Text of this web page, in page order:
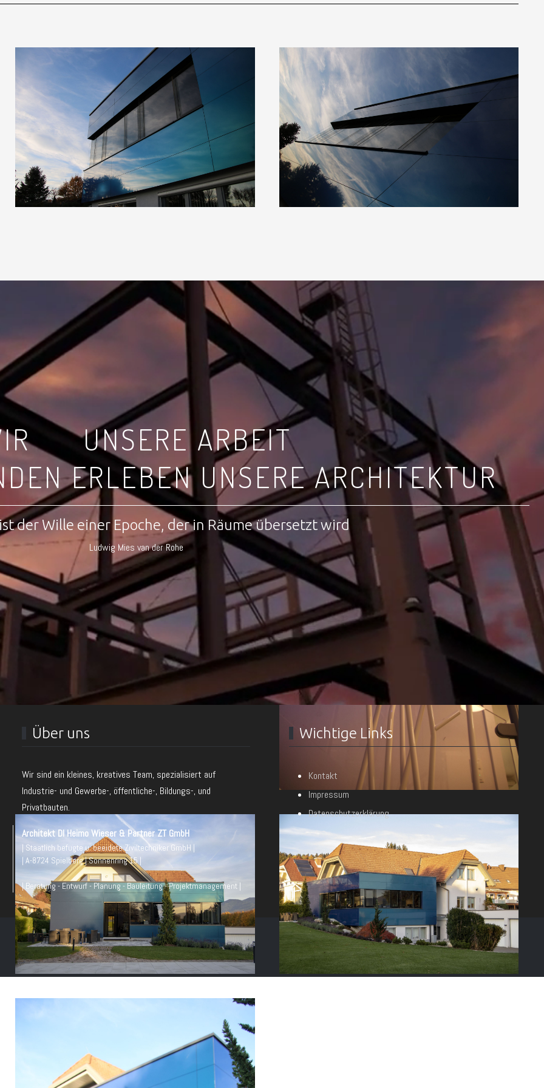
UNSERE ARBEIT
ERLEBEN UNSERE ARCHITEKTUR
der Wille einer Epoche, der in Räume übersetzt wird
Ludwig Mies van der Rohe
Über uns
Wir sind ein kleines, kreatives Team, spezialisiert auf
Industrie- und Gewerbe-, öffentliche-, Bildungs-, und
Privatbauten.
Architekt DI Heimo Wieser & Partner ZT GmbH
| Staatlich befugte u. beeidete Ziviltechniker GmbH |
| A-8724 Spielberg | Sonnenring 15 |
| Beratung - Entwurf - Planung - Bauleitung - Projektmanagement |
Wichtige Links
Kontakt
Impressum
Datenschutzerklärung
© Architekt DI Heimo Wieser & Partner 2026
Powered bymawo-it.at e.U.